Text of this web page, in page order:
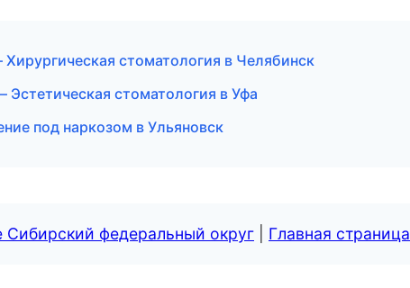
стоматология в Челябинск
стоматология в Уфа
под наркозом в Ульяновск
Сибирский федеральный округ Главная страница